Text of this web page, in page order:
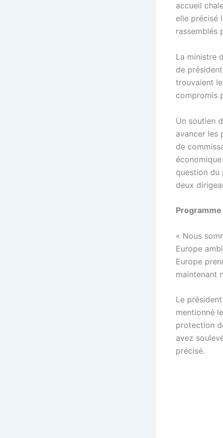
accueil
elle précisé
rassemblés
La ministre
de
trouvaient
compromis
Un soutien
avancer les
de
question du
deux
« Nous
Europe
Europe
maintenant
Le
mentionné
protection
avez
précisé.